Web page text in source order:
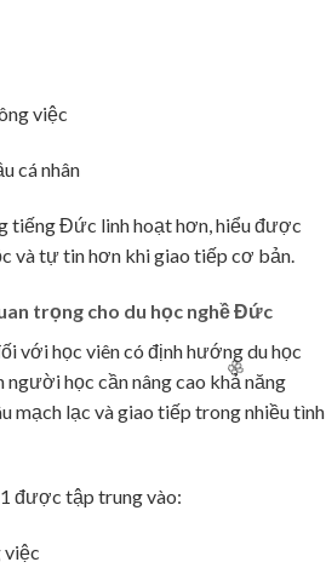
🌸
việc
cá nhân
tiếng Đức linh hoạt hơn, hiểu được
và tự tin hơn khi giao tiếp cơ bản.
trọng cho du học nghề Đức
với học viên có định hướng du học
học cần nâng cao khả năng
mạch lạc và giao tiếp trong nhiều tình
được tập trung vào:
việc